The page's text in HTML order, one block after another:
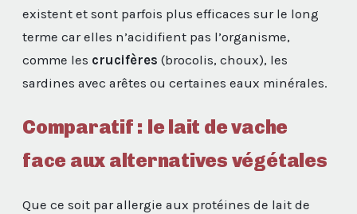
existent et sont parfois plus efficaces sur le long
terme car elles n’acidifient pas l’organisme,
comme les crucifères (brocolis, choux), les
sardines avec arêtes ou certaines eaux minérales.
Comparatif : le lait de vache
face aux alternatives végétales
Que ce soit par allergie aux protéines de lait de